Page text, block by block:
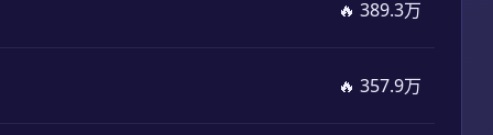
🔥 389.3万
🔥 357.9万